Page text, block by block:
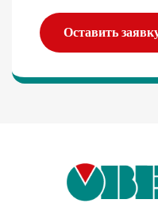
Оставить